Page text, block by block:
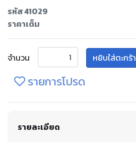
รหัส 41029
ราคาเต็ม
จำนวน หยิบใส่ตะกร้า
รายการโปรด
รายละเอียด